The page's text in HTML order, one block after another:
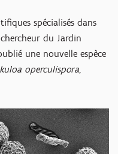
spécialisés dans
du Jardin
une nouvelle espèce
operculispora,